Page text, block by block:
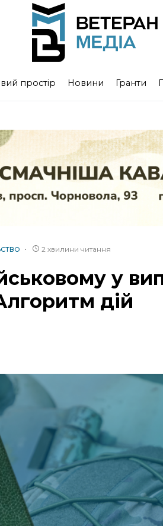
простір Новини Гранти
2 хвилини читання
у
дій